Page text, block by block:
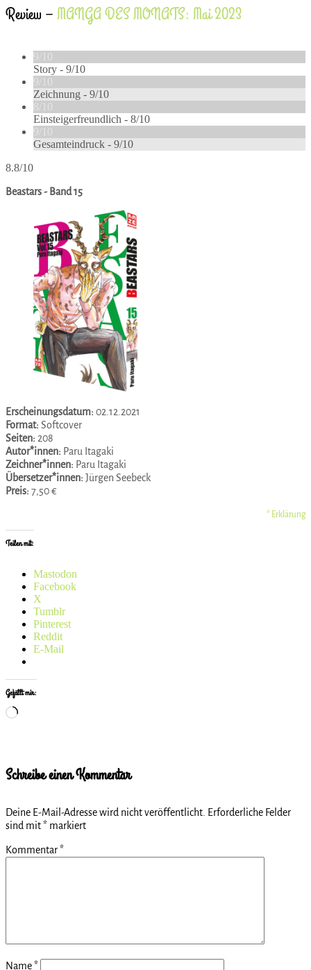
Review –MANGA DES MONATS: Mai 2023
9/10
Story - 9/10
9/10
Zeichnung - 9/10
8/10
Einsteigerfreundlich - 8/10
9/10
Gesamteindruck - 9/10
8.8/10
Beastars - Band 15
Erscheinungsdatum: 02.12.2021
Format: Softcover
Seiten: 208
Autor*innen: Paru Itagaki
Zeichner*innen: Paru Itagaki
Übersetzer*innen: Jürgen Seebeck
Preis: 7,50 €
* Erklärung
Teilen mit:
Mastodon
Facebook
X
Tumblr
Pinterest
Reddit
E-Mail
Gefällt mir:
Wird
Schreibe einen Kommentar
Deine E-Mail-Adresse wird nicht veröffentlicht. Erforderliche Felder
sind mit* markiert
Kommentar*
Name*